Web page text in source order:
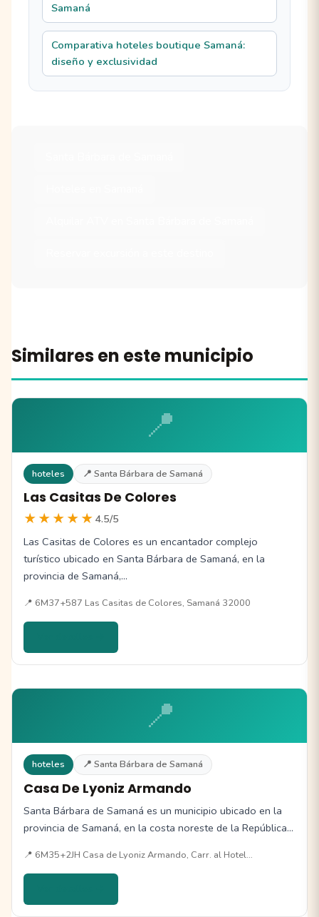
Samaná
Comparativa hoteles boutique Samaná:
diseño y exclusividad
Similares en este municipio
📍
hoteles 📍 Santa Bárbara de Samaná
Las Casitas De Colores
★★★★★ 4.5/5
Las Casitas de Colores es un encantador complejo
turístico ubicado en Santa Bárbara de Samaná, en la
provincia de Samaná,…
📍 6M37+587 Las Casitas de Colores, Samaná 32000
📍
hoteles 📍 Santa Bárbara de Samaná
Casa De Lyoniz Armando
Santa Bárbara de Samaná es un municipio ubicado en la
provincia de Samaná, en la costa noreste de la República…
📍 6M35+2JH Casa de Lyoniz Armando, Carr. al Hotel…